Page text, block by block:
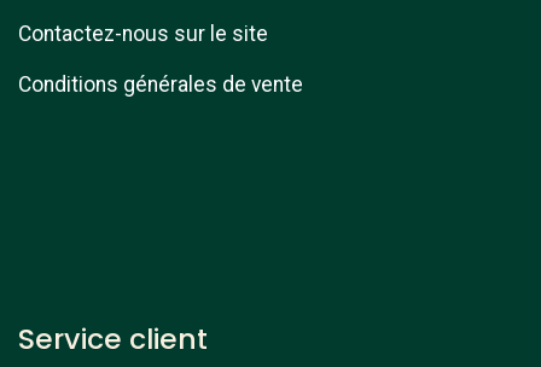
Contactez-nous sur le site
Conditions générales de vente
Service client